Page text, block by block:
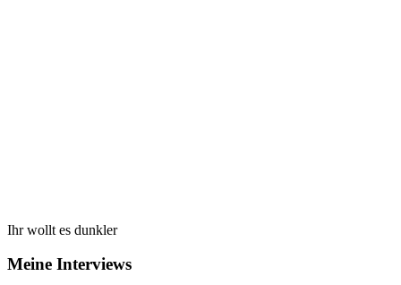
Ihr wollt es dunkler
Meine Interviews